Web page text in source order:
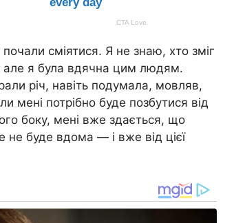
сміятися. Я не знаю, хто зміг
але я була вдячна цим людям.
річ, навіть подумала, мовляв,
потрібно буде позбутися від
боку, мені вже здається, що
не буде вдома — і вже від цієї